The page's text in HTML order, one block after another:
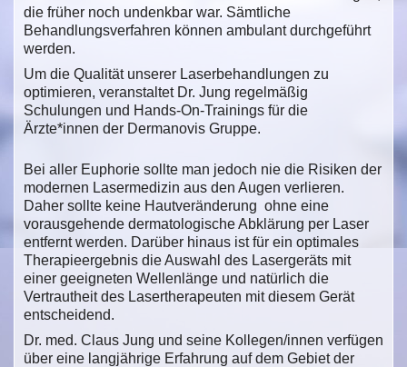
die früher noch undenkbar war. Sämtliche
Behandlungsverfahren können ambulant durchgeführt
werden.
Um die Qualität unserer Laserbehandlungen zu
optimieren, veranstaltet Dr. Jung regelmäßig
Schulungen und Hands-On-Trainings für die
Ärzte*innen der Dermanovis Gruppe.
Bei aller Euphorie sollte man jedoch nie die Risiken der
modernen Lasermedizin aus den Augen verlieren.
Daher sollte keine Hautveränderung ohne eine
vorausgehende dermatologische Abklärung per Laser
entfernt werden. Darüber hinaus ist für ein optimales
Therapieergebnis die Auswahl des Lasergeräts mit
einer geeigneten Wellenlänge und natürlich die
Vertrautheit des Lasertherapeuten mit diesem Gerät
entscheidend.
Dr. med. Claus Jung und seine Kollegen/innen verfügen
über eine langjährige Erfahrung auf dem Gebiet der